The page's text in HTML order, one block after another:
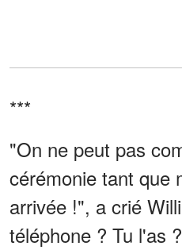
***
"On ne peut pas
cérémonie tant que
arrivée !", a crié
téléphone ? Tu l'as